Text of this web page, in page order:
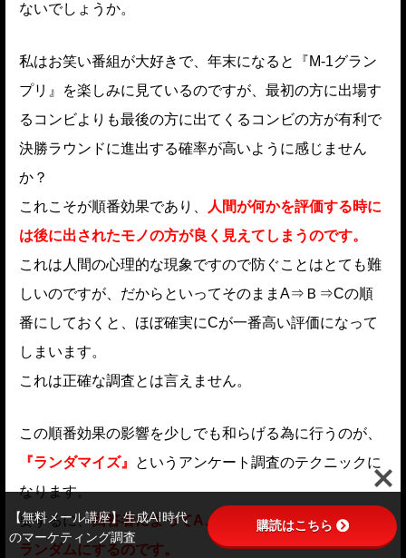
ないでしょうか。
私はお笑い番組が大好きで、年末になると『M-1グラン
プリ』を楽しみに見ているのですが、最初の方に出場す
るコンビよりも最後の方に出てくるコンビの方が有利で
決勝ラウンドに進出する確率が高いように感じません
か？
これこそが順番効果であり、
人間が何かを評価する時に
は後に出されたモノの方が良く見えてしまうのです。
これは人間の心理的な現象ですので防ぐことはとても難
しいのですが、だからといってそのままA⇒Ｂ⇒Cの順
番にしておくと、ほぼ確実にCが一番高い評価になって
しまいます。
これは正確な調査とは言えません。
この順番効果の影響を少しでも和らげる為に行うのが、
『ランダマイズ』
というアンケート調査のテクニックに
なります。
要するに、回答者によってA、B、Cが表示される順番を
ランダムにするのです。
【無料メール講座】生成AI時代
のマーケティング調査
購読はこちら